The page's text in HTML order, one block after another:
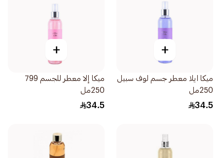
+
ميكا ايلا معطر جسم لوف سبيل
250مل
34.5
+
ميكا إلا معطر للجسم 799
250مل
34.5